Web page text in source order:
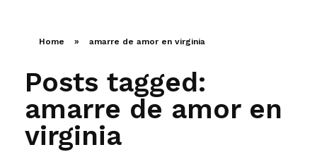
Home » amarre de amor en virginia
Posts tagged:
amarre de amor en
virginia